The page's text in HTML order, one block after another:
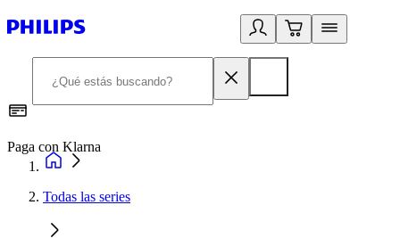
Paga con Klarna
Todas las series